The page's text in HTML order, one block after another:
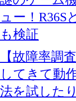
ュー！R36S
も検証
【故障率調
してきて動
法を試した